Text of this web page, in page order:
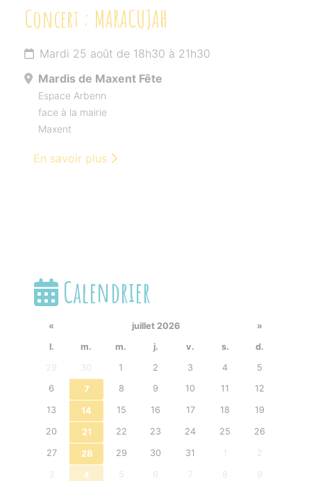
Concert : MARACUJAH
Mardi 25 août de 18h30 à 21h30
Mardis de Maxent Fête
Espace Arbenn
face à la mairie
Maxent
En savoir plus
Calendrier
« juillet 2026
»
l.
m. m. j. v. s.
d.
29
30 1 2 3 4
5
6
7 8 9 10 11 12
13 14 15 16 17 18 19
20 21 22 23 24 25 26
27 28 29 30 31 2
3 4 5 6 7 8 9